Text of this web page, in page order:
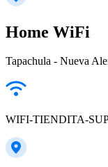
Home WiFi
Tapachula - Nueva
WIFI-TIENDITA-